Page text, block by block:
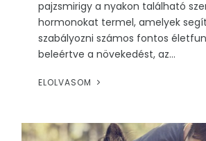
pajzsmirigy a nyakon található
hormonokat termel, amelyek
szabályozni számos fontos
beleértve a növekedést, az...
ELOLVASOM